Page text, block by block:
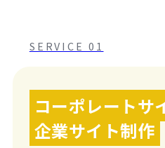
SERVICE 01
コーポレートサ
企業サイト制作